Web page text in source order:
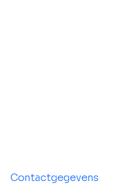
Contactgegevens